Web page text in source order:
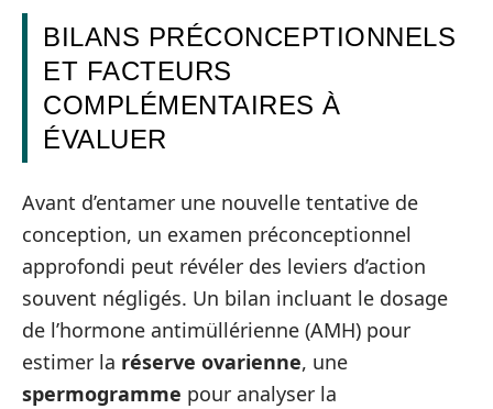
BILANS PRÉCONCEPTIONNELS
ET FACTEURS
COMPLÉMENTAIRES À
ÉVALUER
Avant d’entamer une nouvelle tentative de
conception, un examen préconceptionnel
approfondi peut révéler des leviers d’action
souvent négligés. Un bilan incluant le dosage
de l’hormone antimüllérienne (AMH) pour
estimer la réserve ovarienne, une
spermogramme pour analyser la